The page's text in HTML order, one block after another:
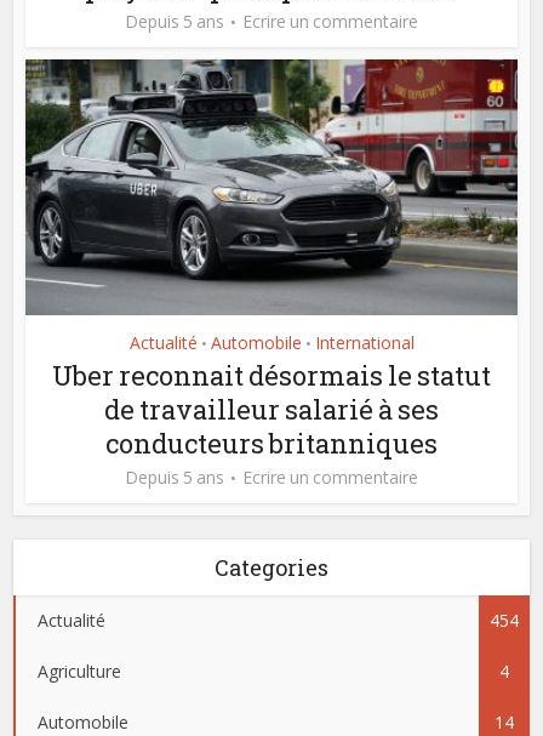
Depuis 5 ans Ecrire un commentaire
Actualité • Automobile • International
Uber reconnait désormais le statut
de travailleur salarié à ses
conducteurs britanniques
Depuis 5 ans Ecrire un commentaire
Categories
Actualité 454
Agriculture 4
Automobile 14